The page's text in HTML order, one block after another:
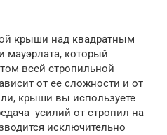
крыши над квадратным
мауэрлата, который
всей стропильной
от ее сложности и от
крыши вы используете
усилий от стропил на
исключительно